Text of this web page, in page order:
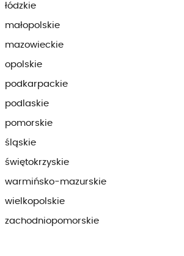
łódzkie
małopolskie
mazowieckie
opolskie
podkarpackie
podlaskie
pomorskie
śląskie
świętokrzyskie
warmińsko-mazurskie
wielkopolskie
zachodniopomorskie